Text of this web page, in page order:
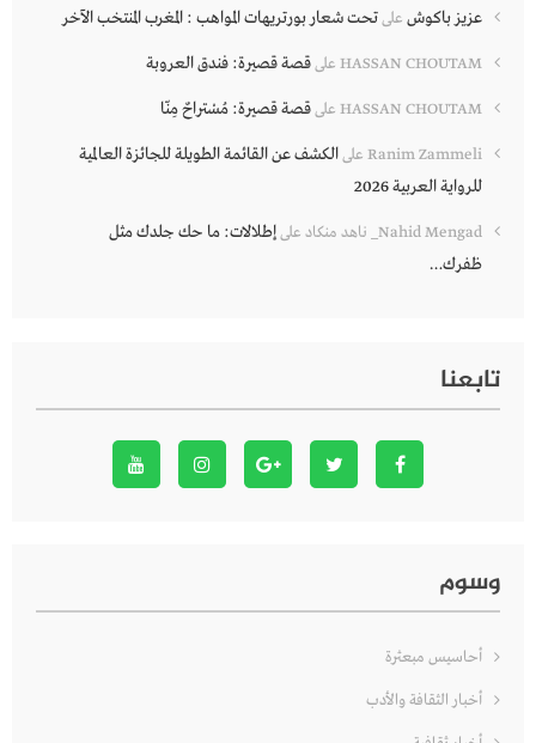
عزيز باكوش علىتحت شعار بورتريهات المواهب : المغرب المنتخب الآخر
HASSAN CHOUTAM علىقصة قصيرة: فندق العروبة
HASSAN CHOUTAM علىقصة قصيرة: مُسْتراحٌ مِنّا
Ranim Zammeli علىالكشف عن القائمة الطويلة للجائزة العالمية
للرواية العربية 2026
Nahid Mengad_ ناهد منكاد علىإطلالات: ما حك جلدك مثل
ظفرك…
تابعنا
وسوم
أحاسيس مبعثرة
أخبار الثقافة والأدب